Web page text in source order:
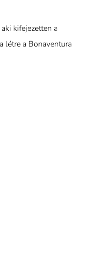
kifejezetten a
létre a Bonaventura